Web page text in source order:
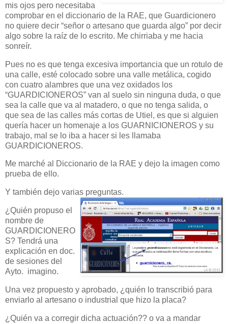
mis ojos pero necesitaba
comprobar en el diccionario de la RAE, que Guardicionero
no quiere decir “señor o artesano que guarda algo” por decir
algo sobre la raíz de lo escrito. Me chirriaba y me hacia
sonreír.
Pues no es que tenga excesiva importancia que un rotulo de
una calle, esté colocado sobre una valle metálica, cogido
con cuatro alambres que una vez oxidados los
“GUARDICIONEROS” van al suelo sin ninguna duda, o que
sea la calle que va al matadero, o que no tenga salida, o
que sea de las calles más cortas de Utiel, es que si alguien
quería hacer un homenaje a los GUARNICIONEROS y su
trabajo, mal se lo iba a hacer si les llamaba
GUARDICIONEROS.
Me marché al Diccionario de la RAE y dejo la imagen como
prueba de ello.
Y también dejo varias preguntas.
¿Quién propuso el
nombre de
GUARDICIONERO
S? Tendrá una
explicación en doc.
de sesiones del
Ayto. imagino.
Una vez propuesto y aprobado, ¿quién lo transcribió para
enviarlo al artesano o industrial que hizo la placa?
¿Quién va a corregir dicha actuación?? o va a mandar